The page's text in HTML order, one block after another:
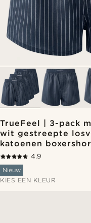
TrueFeel | 3-pack
wit gestreepte
katoenen
4.9
Nieuw
KIES EEN KLEUR